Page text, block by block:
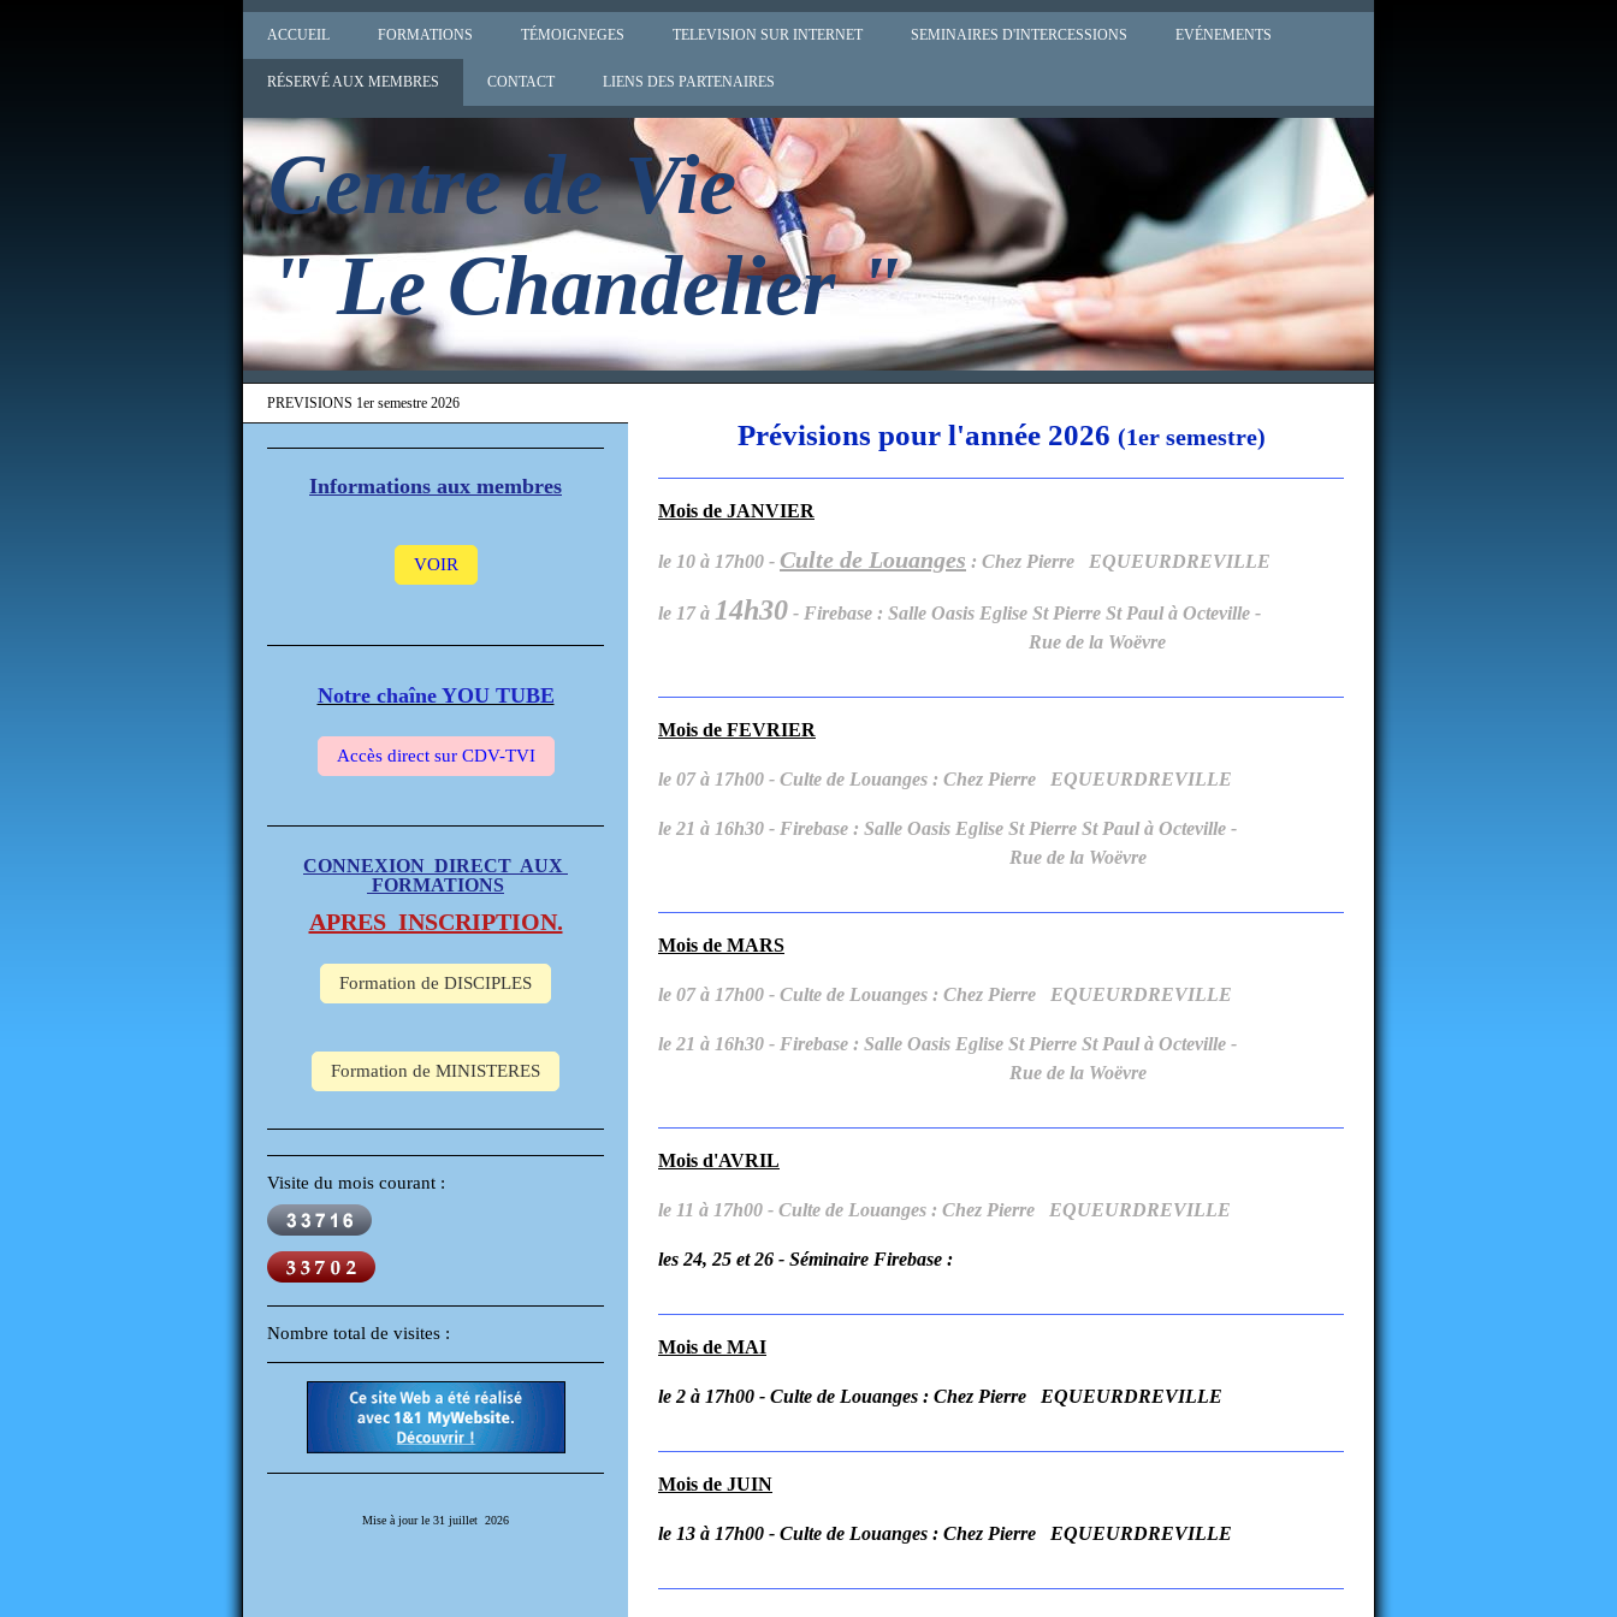
ACCUEIL FORMATIONS TÉMOIGNEGES TELEVISION SUR INTERNET SEMINAIRES D'INTERCESSIONS EVÉNEMENTS
RÉSERVÉ AUX MEMBRES CONTACT LIENS DES PARTENAIRES
Centre de Vie
" Le Chandelier "
PREVISIONS 1er semestre 2026
Informations aux membres
VOIR
Notre chaîne YOU TUBE
Accès direct sur CDV-TVI
CONNEXION DIRECT AUX
FORMATIONS
APRES INSCRIPTION.
Formation de DISCIPLES
Formation de MINISTERES
Visite du mois courant :
Nombre total de visites :
Mise à jour le 31 juillet 2026
Prévisions pour l'année 2026 (1er semestre)
Mois de JANVIER
le 10 à 17h00 - Culte de Louanges : Chez Pierre EQUEURDREVILLE
le 17 à 14h30 - Firebase : Salle Oasis Eglise St Pierre St Paul à Octeville -
Rue de la Woëvre
Mois de FEVRIER
le 07 à 17h00 - Culte de Louanges : Chez Pierre EQUEURDREVILLE
le 21 à 16h30 - Firebase : Salle Oasis Eglise St Pierre St Paul à Octeville -
Rue de la Woëvre
Mois de MARS
le 07 à 17h00 - Culte de Louanges : Chez Pierre EQUEURDREVILLE
le 21 à 16h30 - Firebase : Salle Oasis Eglise St Pierre St Paul à Octeville -
Rue de la Woëvre
Mois d'AVRIL
le 11 à 17h00 - Culte de Louanges : Chez Pierre EQUEURDREVILLE
les 24, 25 et 26 - Séminaire Firebase :
Mois de MAI
le 2 à 17h00 - Culte de Louanges : Chez Pierre EQUEURDREVILLE
Mois de JUIN
le 13 à 17h00 - Culte de Louanges : Chez Pierre EQUEURDREVILLE